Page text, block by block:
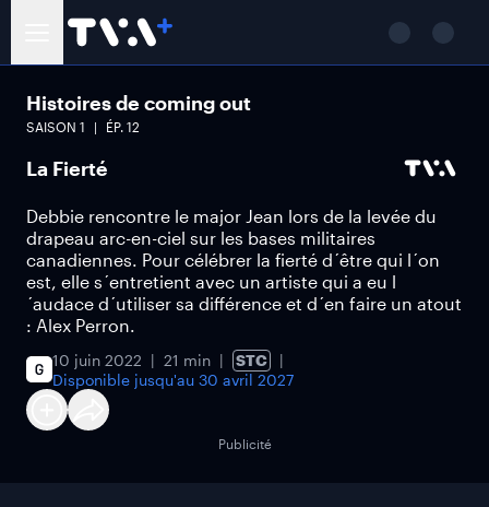
Histoires de coming out
SAISON 1 ÉP. 12
La Fierté
Debbie rencontre le major Jean lors de la levée du
drapeau arc-en-ciel sur les bases militaires
canadiennes. Pour célébrer la fierté d´être qui l´on
est, elle s´entretient avec un artiste qui a eu l
´audace d´utiliser sa différence et d´en faire un atout
: Alex Perron.
10 juin 2022 21 min
STC
Disponible jusqu'au 30 avril 2027
Publicité